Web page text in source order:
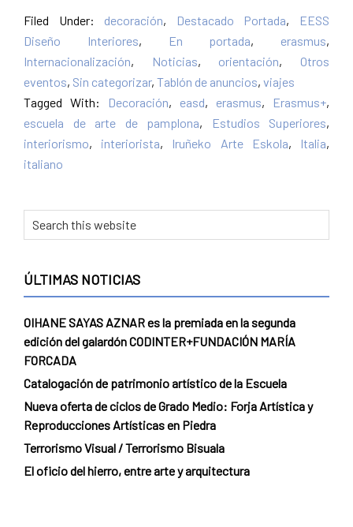
Filed Under: decoración, Destacado Portada,
EESS
Diseño Interiores, En portada, erasmus,
Internacionalización, Noticias, orientación, Otros
eventos, Sin categorizar, Tablón de anuncios, viajes
Tagged With:
Decoración, easd, erasmus, Erasmus+,
escuela de arte de pamplona, Estudios Superiores,
interiorismo, interiorista, Iruñeko Arte Eskola, Italia,
italiano
Primary
Sidebar
Search
this
ÚLTIMAS NOTICIAS
OIHANE SAYAS AZNAR es la premiada en la segunda
edición del galardón CODINTER+FUNDACIÓN MARÍA
FORCADA
Catalogación de patrimonio artístico de la Escuela
Nueva oferta de ciclos de Grado Medio: Forja Artística y
Reproducciones Artísticas en Piedra
Terrorismo Visual / Terrorismo Bisuala
El oficio del hierro, entre arte y arquitectura